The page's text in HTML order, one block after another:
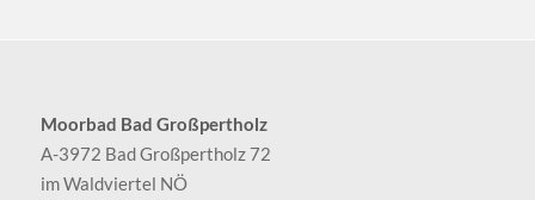
Moorbad Bad Großpertholz
A-3972 Bad Großpertholz 72
im Waldviertel NÖ